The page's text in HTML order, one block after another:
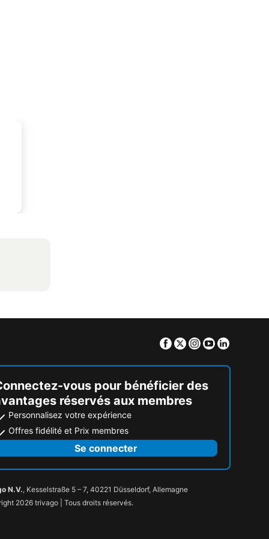
Facebook
TwitterInstagram
Youtube
vous pour bénéficier des
réservés aux membres
Personnalisez votre expérience
Offres fidélité et Prix membres
Se connecter
N.V., Kesselstraße 5 – 7, 40221 Düsseldorf, Allemagne
2026 trivago | Tous droits réservés.